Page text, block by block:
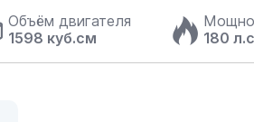
Объём двигателя
1598 куб.см
180